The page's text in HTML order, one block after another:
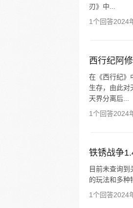
刃》中...
1个回答2024
西行纪阿
在《西行纪》
生存，由此对
天界分离后...
1个回答2024
铁锈战争
目前未查询
的玩法和多种
1个回答2024